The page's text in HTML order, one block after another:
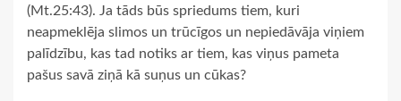
(Mt.25:43). Ja tāds būs spriedums tiem, kuri
neapmeklēja slimos un trūcīgos un nepiedāvāja viņiem
palīdzību, kas tad notiks ar tiem, kas viņus pameta
pašus savā ziņā kā suņus un cūkas?